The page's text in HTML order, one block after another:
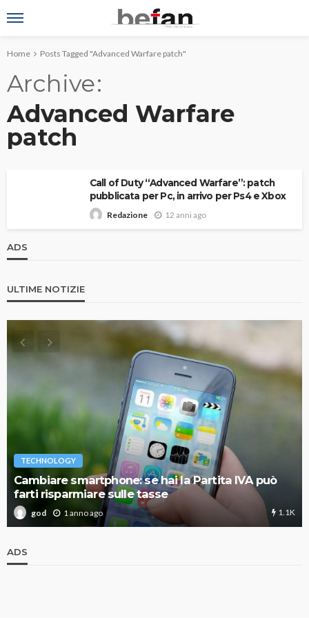
Home Posts Tagged "Advanced Warfare patch"
Archive
Advanced Warfare
patch
Call of Duty “Advanced Warfare”: patch
pubblicata per Pc, in arrivo per Ps4 e Xbox
Redazione 12 anni ago
ADS
ULTIME NOTIZIE
TECHNOLOGY
Cambiare smartphone: se hai la Partita IVA può
farti risparmiare sulle tasse
god 1 anno ago 1.1K
ADS